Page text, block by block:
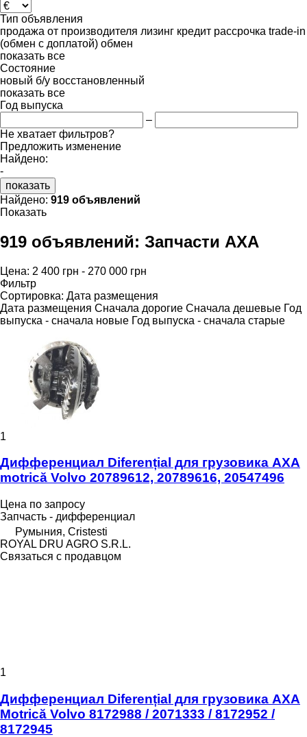
Тип объявления
продажа от производителя лизинг кредит рассрочка trade-in
(обмен с доплатой) обмен
показать все
Состояние
новый б/у восстановленный
показать все
Год выпуска
–
Не хватает фильтров?
Предложить изменение
Найдено:
-
показать
Найдено: 919 объявлений
Показать
919 объявлений: Запчасти AXA
Цена: 2 400 грн - 270 000 грн
Фильтр
Сортировка: Дата размещения
Дата размещения Сначала дорогие Сначала дешевые Год
выпуска - сначала новые Год выпуска - сначала старые
1
Дифференциал Diferențial для грузовика AXA
motrică Volvo 20789612, 20789616, 20547496
Цена по запросу
Запчасть - дифференциал
Румыния, Cristesti
ROYAL DRU AGRO S.R.L.
Связаться с продавцом
1
Дифференциал Diferențial для грузовика AXA
Motrică Volvo 8172988 / 2071333 / 8172952 /
8172945